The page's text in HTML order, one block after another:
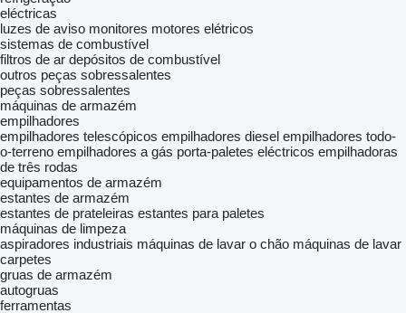
eléctricas
luzes de aviso monitores motores elétricos
sistemas de combustível
filtros de ar depósitos de combustível
outros peças sobressalentes
peças sobressalentes
máquinas de armazém
empilhadores
empilhadores telescópicos empilhadores diesel empilhadores todo-
o-terreno empilhadores a gás porta-paletes eléctricos empilhadoras
de três rodas
equipamentos de armazém
estantes de armazém
estantes de prateleiras estantes para paletes
máquinas de limpeza
aspiradores industriais máquinas de lavar o chão máquinas de lavar
carpetes
gruas de armazém
autogruas
ferramentas